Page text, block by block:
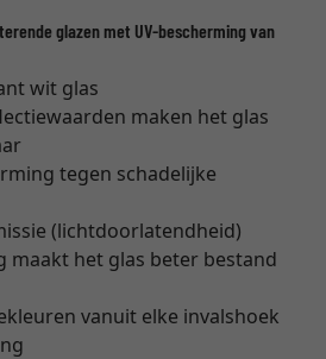
glazen met UV-bescherming van
wit glas
maken het glas
tegen schadelijke
(lichtdoorlatendheid)
maakt het glas beter bestand
vanuit elke invalshoek